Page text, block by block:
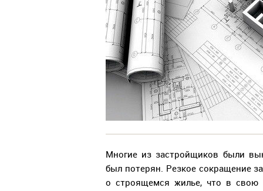
Многие из застройщиков были
был потерян. Резкое сокращение
о строящемся жилье, что в свою